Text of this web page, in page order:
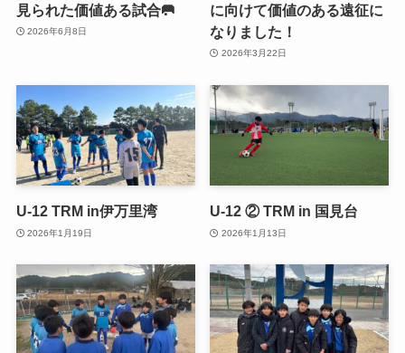
見られた価値ある試合🥅
2026年6月8日
に向けて価値のある遠征に
なりました！
2026年3月22日
U-12 TRM in伊万里湾
2026年1月19日
U-12 ② TRM in 国見台
2026年1月13日